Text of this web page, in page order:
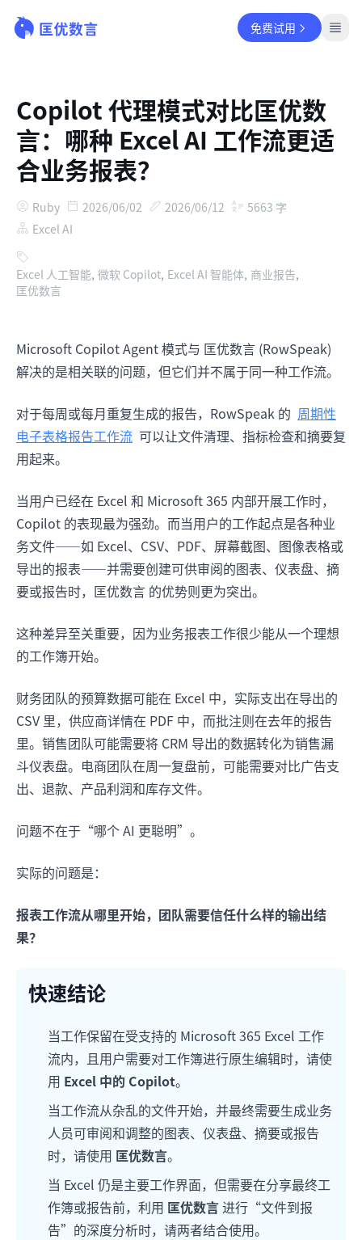
免费试用
Copilot 代理模式对比匡优数
言：哪种 Excel AI 工作流更适
合业务报表？
Ruby 2026/06/02 2026/06/12 5663 字
Excel AI
Excel 人工智能, 微软 Copilot, Excel AI 智能体, 商业报告,
匡优数言
Microsoft Copilot Agent 模式与 匡优数言 (RowSpeak)
解决的是相关联的问题，但它们并不属于同一种工作流。
对于每周或每月重复生成的报告，RowSpeak 的 周期性
电子表格报告工作流 可以让文件清理、指标检查和摘要复
用起来。
当用户已经在 Excel 和 Microsoft 365 内部开展工作时，
Copilot 的表现最为强劲。而当用户的工作起点是各种业
务文件——如 Excel、CSV、PDF、屏幕截图、图像表格或
导出的报表——并需要创建可供审阅的图表、仪表盘、摘
要或报告时，匡优数言 的优势则更为突出。
这种差异至关重要，因为业务报表工作很少能从一个理想
的工作簿开始。
财务团队的预算数据可能在 Excel 中，实际支出在导出的
CSV 里，供应商详情在 PDF 中，而批注则在去年的报告
里。销售团队可能需要将 CRM 导出的数据转化为销售漏
斗仪表盘。电商团队在周一复盘前，可能需要对比广告支
出、退款、产品利润和库存文件。
问题不在于“哪个 AI 更聪明”。
实际的问题是：
报表工作流从哪里开始，团队需要信任什么样的输出结
果？
快速结论
当工作保留在受支持的 Microsoft 365 Excel 工作
流内，且用户需要对工作簿进行原生编辑时，请使
用 Excel 中的 Copilot。
当工作流从杂乱的文件开始，并最终需要生成业务
人员可审阅和调整的图表、仪表盘、摘要或报告
时，请使用 匡优数言。
当 Excel 仍是主要工作界面，但需要在分享最终工
作簿或报告前，利用 匡优数言进行“文件到报
告”的深度分析时，请两者结合使用。